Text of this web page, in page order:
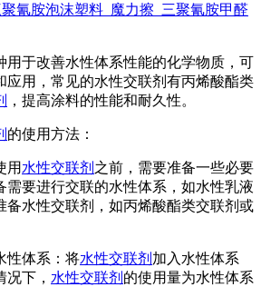
聚氰胺泡沫塑料_魔力擦_三聚氰胺甲醛
用于改善水性体系性能的化学物质 ， 可
应用 ， 常见的水性交联剂有丙烯酸酯类
， 提高涂料的性能和耐久性。
的使用方法：
用 水性交联剂 之前，需要准备一些必要
需要进行交联的水性体系，如水性乳液
备水性交联剂，如丙烯酸酯类交联剂或
性体系：将水性交联剂 加入水性体系
况下， 水性交联剂 的使用量为水性体系